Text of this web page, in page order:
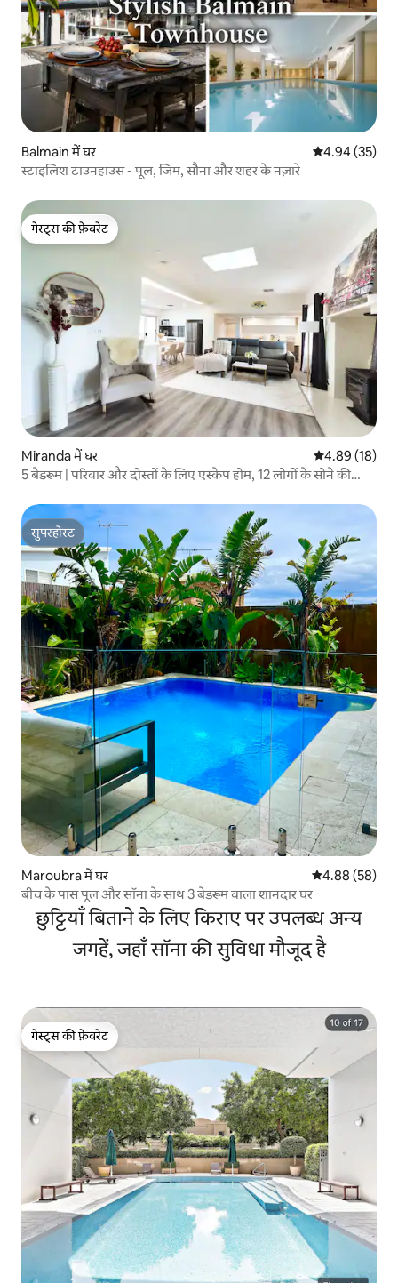
Balmain में घर औसत रेटिंग 5 में
4.94 (35)
स्टाइलिश टाउनहाउस - पूल, जिम, सौना और शहर के नज़ारे
गेस्ट्स की फ़ेवरेट
गेस्ट्स की फ़ेवरेट
Miranda में घर औसत रेटिंग 5 में
4.89 (18)
5 बेडरूम | परिवार और दोस्तों के लिए एस्केप होम, 12 लोगों के सोने की
सुपरहोस्ट
सुपरहोस्ट
Maroubra में घर औसत रेटिंग 5 में
4.88 (58)
बीच के पास पूल और सॉना के साथ 3 बेडरूम वाला शानदार घर
छुट्टियाँ बिताने के लिए किराए पर उपलब्ध अन्य
जगहें, जहाँ सॉना की सुविधा मौजूद है
गेस्ट्स की फ़ेवरेट
गेस्ट्स की फ़ेवरेट